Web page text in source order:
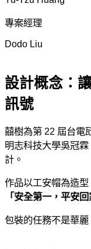
專案經理
Dodo Liu
設計概念：
訊號
囍樹為第 22 屆台電
明志科技大學吳冠
計。
作品以工安帽為造
「安全第一，平安回
包裝的任務不是華